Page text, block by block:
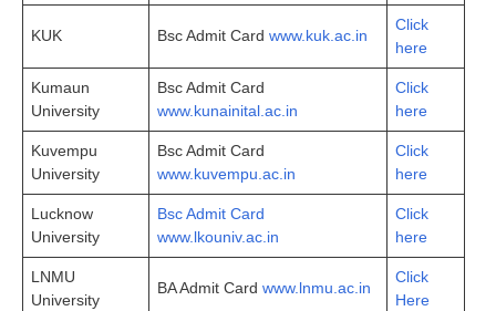
KUK Bsc Admit Card www.kuk.ac.in
Click
here
Kumaun
University
Bsc Admit Card
www.kunainital.ac.in
Click
here
Kuvempu
University
Bsc Admit Card
www.kuvempu.ac.in
Click
here
Lucknow
University
Bsc Admit Card
www.lkouniv.ac.in
Click
here
LNMU
University
BA Admit Card www.lnmu.ac.in
Click
Here